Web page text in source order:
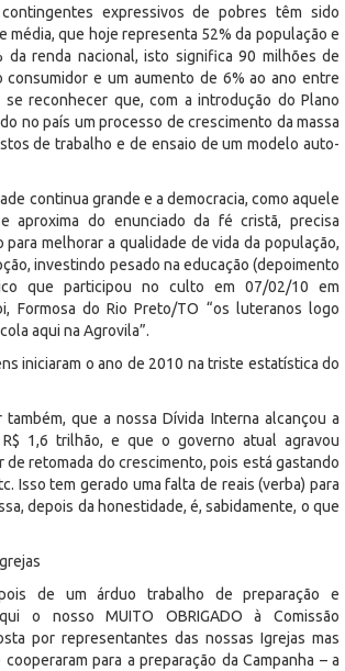
expressivos de pobres têm sido
média, que hoje representa 52% da população e
da renda nacional, isto significa 90 milhões de
consumidor e um aumento de 6% ao ano entre
reconhecer que, com a introdução do Plano
no país um processo de crescimento da massa
de trabalho e de ensaio de um modelo auto-
continua grande e a democracia, como aquele
aproxima do enunciado da fé cristã, precisa
melhorar a qualidade de vida da população,
investindo pesado na educação (depoimento
que participou no culto em 07/02/10 em
Formosa do Rio Preto/TO “os luteranos logo
aqui na Agrovila”.
iniciaram o ano de 2010 na triste estatística do
que a nossa Dívida Interna alcançou a
1,6 trilhão, e que o governo atual agravou
retomada do crescimento, pois está gastando
Isso tem gerado uma falta de reais (verba) para
depois da honestidade, é, sabidamente, o que
de um árduo trabalho de preparação e
o nosso MUITO OBRIGADO à Comissão
por representantes das nossas Igrejas mas
para a preparação da Campanha – a